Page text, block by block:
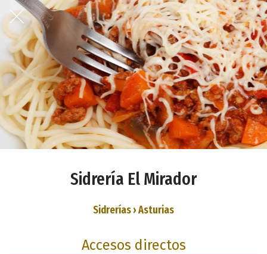
Sidrería El Mirador
Sidrerías › Asturias
Accesos directos